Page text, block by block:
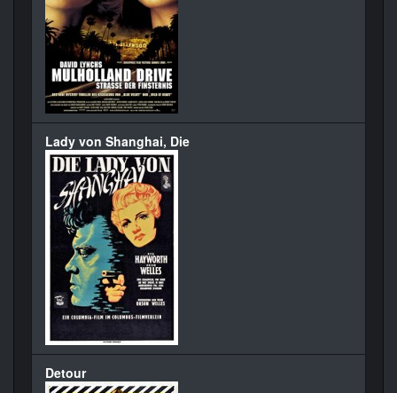
Lady von Shanghai, Die
Detour